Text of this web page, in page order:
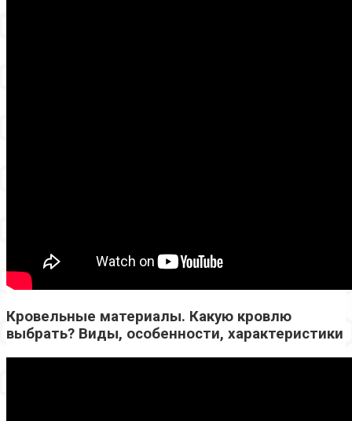
Кровельные материалы. Какую кровлю
выбрать? Виды, особенности, характеристики